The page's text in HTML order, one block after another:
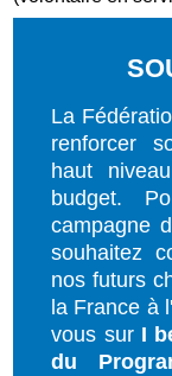
La
renforcer
haut
budget.
campagne
souhaitez
nos futurs
la France à
vous sur I
du